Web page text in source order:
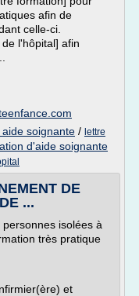
afin de
celle-ci.
l'hôpital] afin
soignante / lettre
d'aide soignante
DE
...
isolées à
très pratique
et